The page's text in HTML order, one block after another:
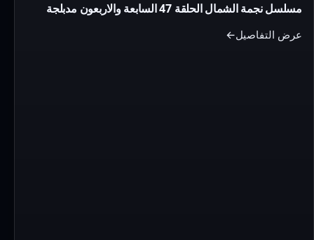
الشمال
الحلقة
مسلسل نجمة الشمال الحلقة 47 السابعة والاربعون مدبلجة
عرض التفاصيل